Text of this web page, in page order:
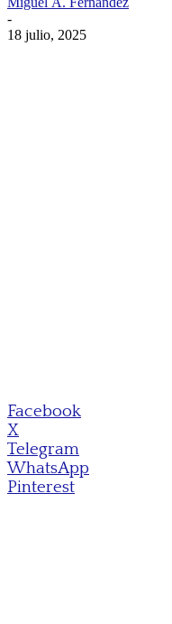
-
18 julio, 2025
Facebook
X
Telegram
WhatsApp
Pinterest